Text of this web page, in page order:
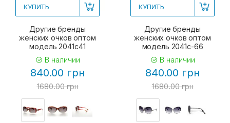
КУПИТЬ
Другие бренды
женских очков оптом
модель 2041c41
В наличии
840.00 грн
1680.00 грн
КУПИТЬ
Другие бренды
женских очков оптом
модель 2041с-66
В наличии
840.00 грн
1680.00 грн